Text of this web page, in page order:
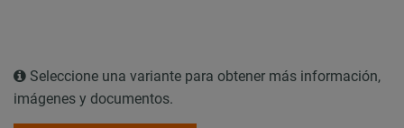
Seleccione una variante para obtener más información,
imágenes y documentos.